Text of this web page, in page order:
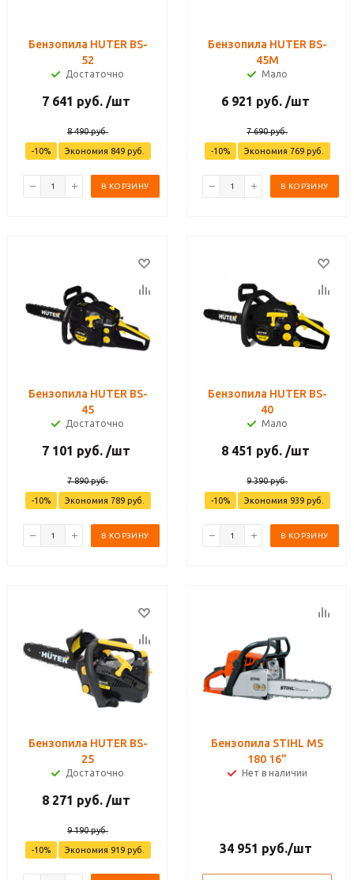
Бензопила HUTER BS-
52
Достаточно
7 641 руб. /шт
8 490руб.
-10% Экономия 849руб.
В КОРЗИНУ
Бензопила HUTER BS-
45М
Мало
6 921 руб. /шт
7 690руб.
-10% Экономия 769руб.
В КОРЗИНУ
Бензопила HUTER BS-
45
Достаточно
7 101 руб. /шт
7 890руб.
-10% Экономия 789руб.
В КОРЗИНУ
Бензопила HUTER BS-
40
Мало
8 451 руб. /шт
9 390руб.
-10% Экономия 939руб.
В КОРЗИНУ
Бензопила HUTER BS-
25
Достаточно
8 271 руб. /шт
9 190руб.
-10% Экономия 919руб.
Бензопила STIHL MS
180 16"
Нет в наличии
34 951 руб./шт